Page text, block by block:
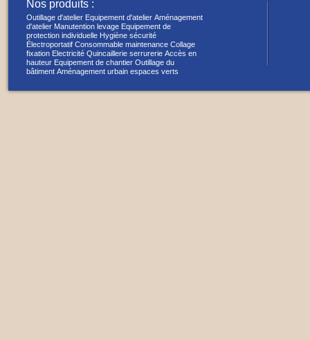
Nos produits :
Outillage d'atelier Equipement d'atelier Aménagement
d'atelier Manutention levage Equipement de
protection individuelle Hygiène sécurité
Électroportatif Consommable maintenance Collage
fixation Electricité Quincaillerie serrurerie Accès en
hauteur Equipement de chantier Outillage du
bâtiment Aménagement urbain espaces verts